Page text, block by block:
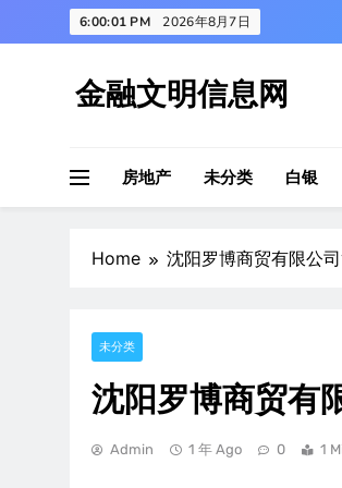
to
6:00:02 PM 2026年8月7日
金融文明信息网
房地产 未分类 白银
Home 沈阳罗博商贸有限公
未分类
沈阳罗博商贸有
Admin 1 年 Ago 0 1